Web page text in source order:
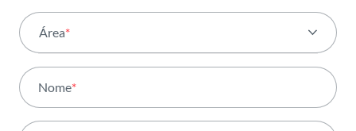
Área*
Atividade
Nome*